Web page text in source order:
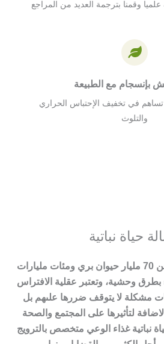
وقمنا بترجمة العديد من المراجع
بإنسجام مع الطبيعة
تساهم في تخفيف الإحتباس الحراري
والتلوث
حياة نباتية
كل عام، يقتل ما يزيد عن 70 مليار حيوان بري ومئات مليارات
بطرق وحشية، وتعتبر عقلية الافتراس
مشكلة لا يتوقف ضررها علىهم بل
لتأثيرها على المجتمع والصحة
نباتية غذاء الوعي متخصص بالترويج